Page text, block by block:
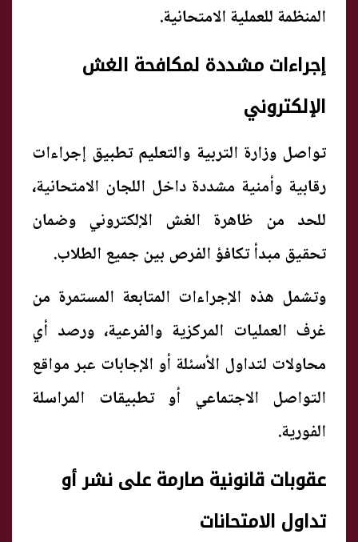
المنظمة للعملية الامتحانية.
إجراءات مشددة لمكافحة الغش
الإلكتروني
تواصل وزارة التربية والتعليم تطبيق إجراءات
رقابية وأمنية مشددة داخل اللجان الامتحانية،
للحد من ظاهرة الغش الإلكتروني وضمان
تحقيق مبدأ تكافؤ الفرص بين جميع الطلاب.
وتشمل هذه الإجراءات المتابعة المستمرة من
غرف العمليات المركزية والفرعية، ورصد أي
محاولات لتداول الأسئلة أو الإجابات عبر مواقع
التواصل الاجتماعي أو تطبيقات المراسلة
الفورية.
عقوبات قانونية صارمة على نشر أو
تداول الامتحانات